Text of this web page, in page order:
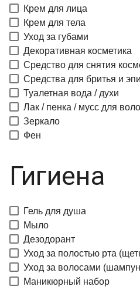
Крем для лица
Крем для тела
Уход за губами
Декоративная косметика
Средство для снятия
Средства для бритья и
Туалетная вода / духи
Лак / пенка / мусс для
Зеркало
Фен
Гигиена
Гель для душа
Мыло
Дезодорант
Уход за полостью рта
Уход за волосами
Маникюрный набор